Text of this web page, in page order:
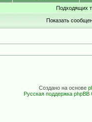
Подходящих
Показать
Создано на основе
Русская поддержка phpBB